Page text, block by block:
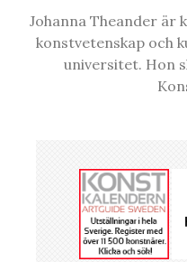
Johanna Theander är
konstvetenskap och
universitet. Hon